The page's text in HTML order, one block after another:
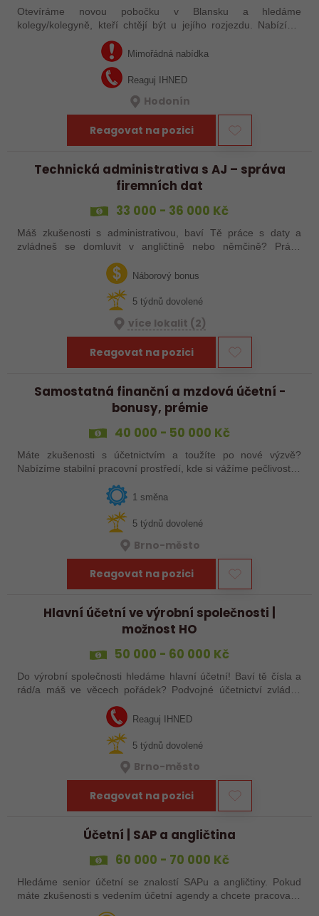
Otevíráme novou pobočku v Blansku a hledáme
kolegy/kolegyně, kteří chtějí být u jejího rozjezdu. Nabízíme
práci s pouze 15 pracovními dny v měsíci, případně brigádu
dle tvých časových možností. Mzda…
Mimořádná nabídka
Reaguj IHNED
Hodonín
Reagovat na pozici
Technická administrativa s AJ – správa
firemních dat
33 000 - 36 000 Kč
Máš zkušenosti s administrativou, baví Tě práce s daty a
zvládneš se domluvit v angličtině nebo němčině? Právě
hledáme pečlivého a spolehlivého kolegu či kolegyni, který/á
se zapojí do správy…
Náborový bonus
5 týdnů dovolené
více lokalit (2)
Reagovat na pozici
Samostatná finanční a mzdová účetní -
bonusy, prémie
40 000 - 50 000 Kč
Máte zkušenosti s účetnictvím a toužíte po nové výzvě?
Nabízíme stabilní pracovní prostředí, kde si vážíme pečlivosti a
interních procesů.…
1 směna
5 týdnů dovolené
Brno-město
Reagovat na pozici
Hlavní účetní ve výrobní společnosti |
možnost HO
50 000 - 60 000 Kč
Do výrobní společnosti hledáme hlavní účetní! Baví tě čísla a
rád/a máš ve věcech pořádek? Podvojné účetnictví zvládáš
levou zadní a máš zkušenost z výrobní firmy? Tak to hledáme
Reaguj IHNED
5 týdnů dovolené
Brno-město
Reagovat na pozici
Účetní | SAP a angličtina
60 000 - 70 000 Kč
Hledáme senior účetní se znalostí SAPu a angličtiny. Pokud
máte zkušenosti s vedením účetní agendy a chcete pracovat v